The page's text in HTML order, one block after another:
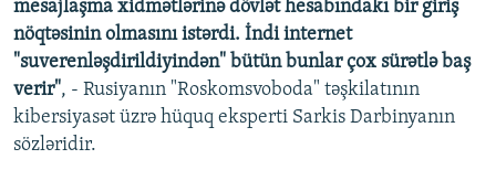
mesajlaşma xidmətlərinə dövlət hesabındakı bir giriş
nöqtəsinin olmasını istərdi. İndi internet
"suverenləşdirildiyindən" bütün bunlar çox sürətlə baş
verir", - Rusiyanın "Roskomsvoboda" təşkilatının
kibersiyasət üzrə hüquq eksperti Sarkis Darbinyanın
sözləridir.